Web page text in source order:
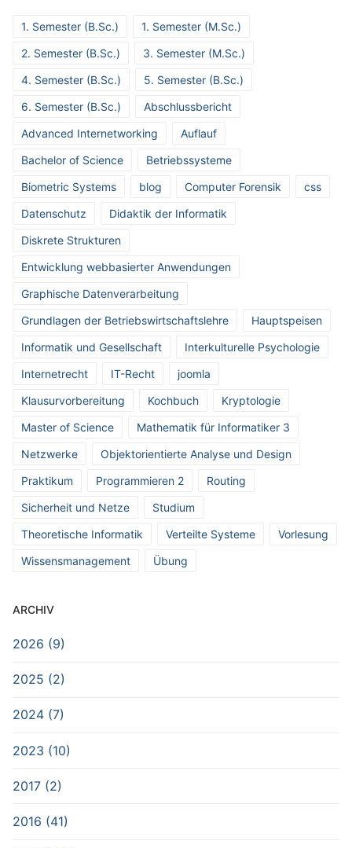
1. Semester (B.Sc.)
1. Semester (M.Sc.)
2. Semester (B.Sc.)
3. Semester (M.Sc.)
4. Semester (B.Sc.)
5. Semester (B.Sc.)
6. Semester (B.Sc.)
Abschlussbericht
Advanced Internetworking
Auflauf
Bachelor of Science
Betriebssysteme
Biometric Systems
blog Computer Forensik
css
Datenschutz
Didaktik der Informatik
Diskrete Strukturen
Entwicklung webbasierter Anwendungen
Graphische Datenverarbeitung
Grundlagen der Betriebswirtschaftslehre
Hauptspeisen
Informatik und Gesellschaft
Interkulturelle Psychologie
Internetrecht
IT-Recht
joomla
Klausurvorbereitung
Kochbuch
Kryptologie
Master of Science
Mathematik für Informatiker 3
Netzwerke
Objektorientierte Analyse und Design
Praktikum
Programmieren 2
Routing
Sicherheit und Netze
Studium
Theoretische Informatik
Verteilte Systeme
Vorlesung
Wissensmanagement
Übung
ARCHIV
2026 (9)
2025 (2)
2024 (7)
2023 (10)
2017 (2)
2016 (41)